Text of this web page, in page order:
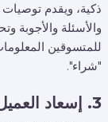
ذكية، ويقدم
والأسئلة والأجوبة
للمتسوقين
"شراء".
3. إسعاد العميل ودعمه بعد الشراء